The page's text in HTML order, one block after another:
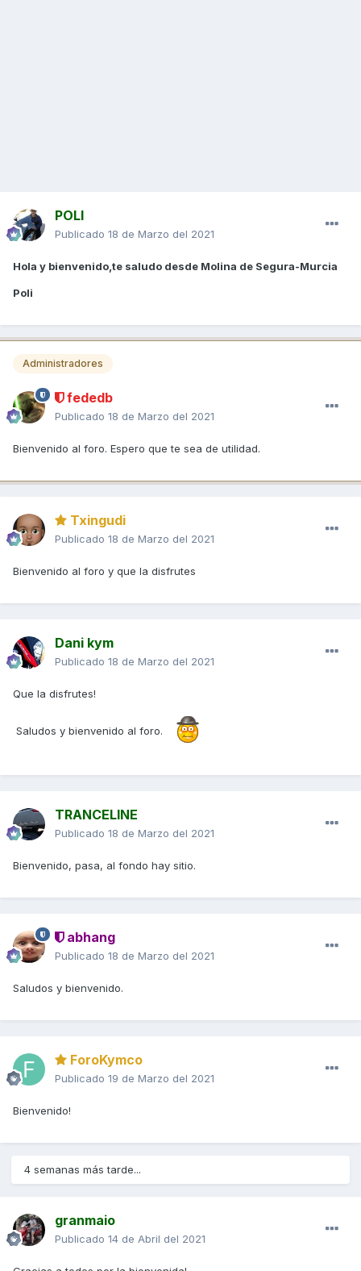
POLI
Publicado 18 de Marzo del 2021
Hola y bienvenido,te saludo desde Molina de Segura-Murcia
Poli
Administradores
fededb
Publicado 18 de Marzo del 2021
Bienvenido al foro. Espero que te sea de utilidad.
Txingudi
Publicado 18 de Marzo del 2021
Bienvenido al foro y que la disfrutes
Dani kym
Publicado 18 de Marzo del 2021
Que la disfrutes!
Saludos y bienvenido al foro.
TRANCELINE
Publicado 18 de Marzo del 2021
Bienvenido, pasa, al fondo hay sitio.
abhang
Publicado 18 de Marzo del 2021
Saludos y bienvenido.
ForoKymco
Publicado 19 de Marzo del 2021
Bienvenido!
4 semanas más tarde...
granmaio
Publicado 14 de Abril del 2021